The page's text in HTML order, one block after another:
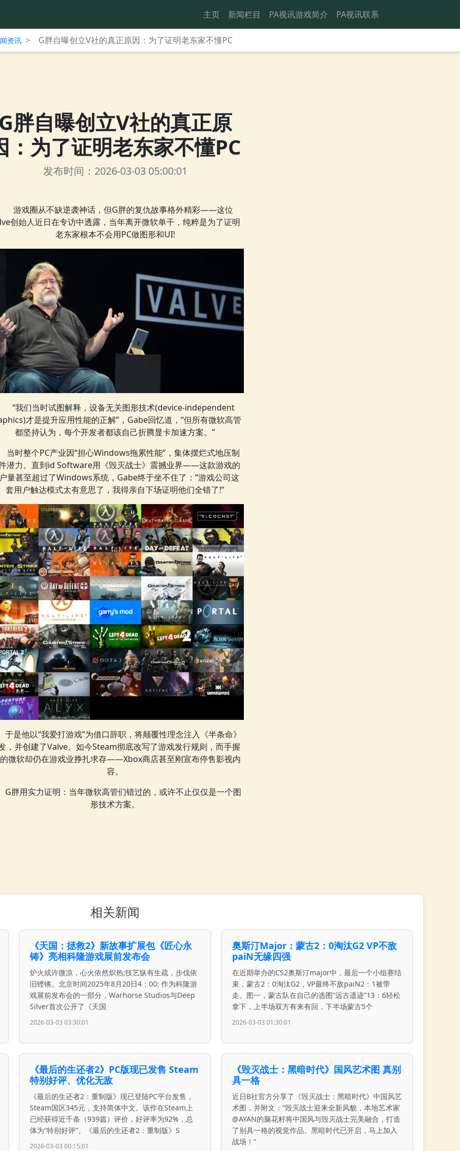
主页 新闻栏目 PA视讯游戏简介 PA视讯联系
资讯 > G胖自曝创立V社的真正原因：为了证明老东家不懂PC
胖自曝创立V社的真正原
：为了证明老东家不懂PC
发布时间：2026-03-03 05:00:01
游戏圈从不缺逆袭神话，但G胖的复仇故事格外精彩——这位
创始人近日在专访中透露，当年离开微软单干，纯粹是为了证明
老东家根本不会用PC做图形和UI!
“我们当时试图解释，设备无关图形技术(device-independent
才是提升应用性能的正解”，Gabe回忆道，“但所有微软高管
都坚持认为，每个开发者都该自己折腾显卡加速方案。”
当时整个PC产业因“担心Windows拖累性能”，集体摆烂式地压制
潜力。直到id Software用《毁灭战士》震撼业界——这款游戏的
量甚至超过了Windows系统，Gabe终于坐不住了：“游戏公司这
套用户触达模式太有意思了，我得亲自下场证明他们全错了!”
于是他以“我爱打游戏”为借口辞职，将颠覆性理念注入《半条命》
，并创建了Valve。如今Steam彻底改写了游戏发行规则，而手握
微软却仍在游戏业挣扎求存——Xbox商店甚至刚宣布停售影视内
容。
G胖用实力证明：当年微软高管们错过的，或许不止仅仅是一个图
形技术方案。
相关新闻
《天国：拯救2》新故事扩展包《匠心永
铸》亮相科隆游戏展前发布会
炉火或许微凉，心火依然炽热;技艺纵有生疏，步伐依
旧铿锵。北京时间2025年8月20日4：00: 作为科隆游
戏展前发布会的一部分，Warhorse Studios与Deep
Silver首次公开了《天国
2026-03-03 03:30:01
奥斯汀Major：蒙古2：0淘汰G2 VP不敌
paiN无缘四强
在近期举办的CS2奥斯汀major中，最后一个小组赛结
束，蒙古2：0淘汰G2，VP最终不敌paiN2：1被带
走。图一，蒙古队在自己的选图“远古遗迹”13：6轻松
拿下，上半场双方有来有回，下半场蒙古5个
2026-03-03 01:30:01
《最后的生还者2》PC版现已发售 Steam
特别好评、优化无敌
《最后的生还者2：重制版》现已登陆PC平台发售，
Steam国区345元，支持简体中文。该作在Steam上
已经获得近千条（939篇）评价，好评率为92%，总
体为“特别好评”。《最后的生还者2：重制版》S
2026-03-03 00:15:01
《毁灭战士：黑暗时代》国风艺术图 真别
具一格
近日B社官方分享了《毁灭战士：黑暗时代》中国风艺
术图，并附文：“毁灭战士迎来全新风貌，本地艺术家
@AYAN的脑花籽将中国风与毁灭战士完美融合，打造
了别具一格的视觉作品。黑暗时代已开启，马上加入
战场！”